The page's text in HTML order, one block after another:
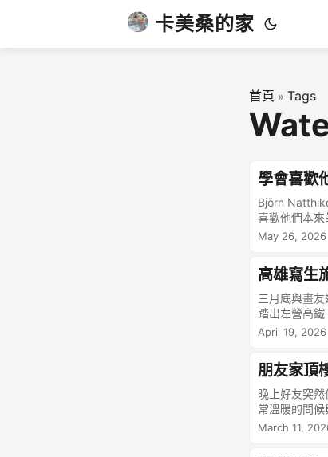
卡美桑的家
首頁 » Tags
學會喜歡
Björn
喜歡他們本
但我們居然
瑞典作家
架。 因為從
的言行但我
起初認為這
對於家人，
應該知道吃
突然間我想
個體要符合
牽繫。 而每
這句話讓我
May 26, 2026
高雄寫生
三月底與畫
踏出左營高
暑。 也非常
April 19, 2026
朋友家頂
晚上好友突
常溫暖的問
互相問候一
行。 畫作的
March 11,